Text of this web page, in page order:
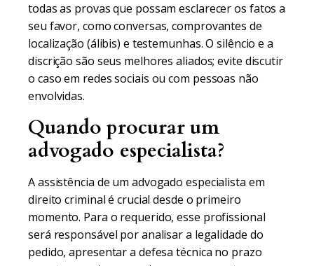
todas as provas que possam esclarecer os fatos a
seu favor, como conversas, comprovantes de
localização (álibis) e testemunhas. O silêncio e a
discrição são seus melhores aliados; evite discutir
o caso em redes sociais ou com pessoas não
envolvidas.
Quando procurar um
advogado especialista?
A assistência de um advogado especialista em
direito criminal é crucial desde o primeiro
momento. Para o requerido, esse profissional
será responsável por analisar a legalidade do
pedido, apresentar a defesa técnica no prazo